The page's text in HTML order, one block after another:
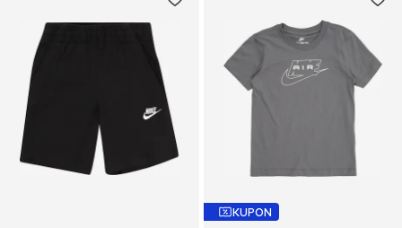
KUPON